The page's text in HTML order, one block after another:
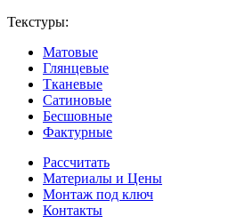
Текстуры:
Матовые
Глянцевые
Тканевые
Сатиновые
Бесшовные
Фактурные
Рассчитать
Материалы и Цены
Монтаж под ключ
Контакты